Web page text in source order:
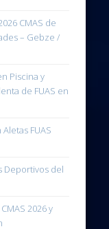
CMAS de
– Gebze /
Piscina y
de FUAS en
FUAS
Deportivos del
2026 y